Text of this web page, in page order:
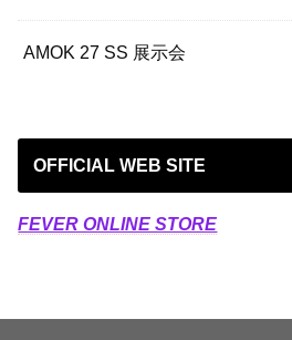
AMOK 27 SS 展示会
OFFICIAL WEB SITE
FEVER ONLINE STORE